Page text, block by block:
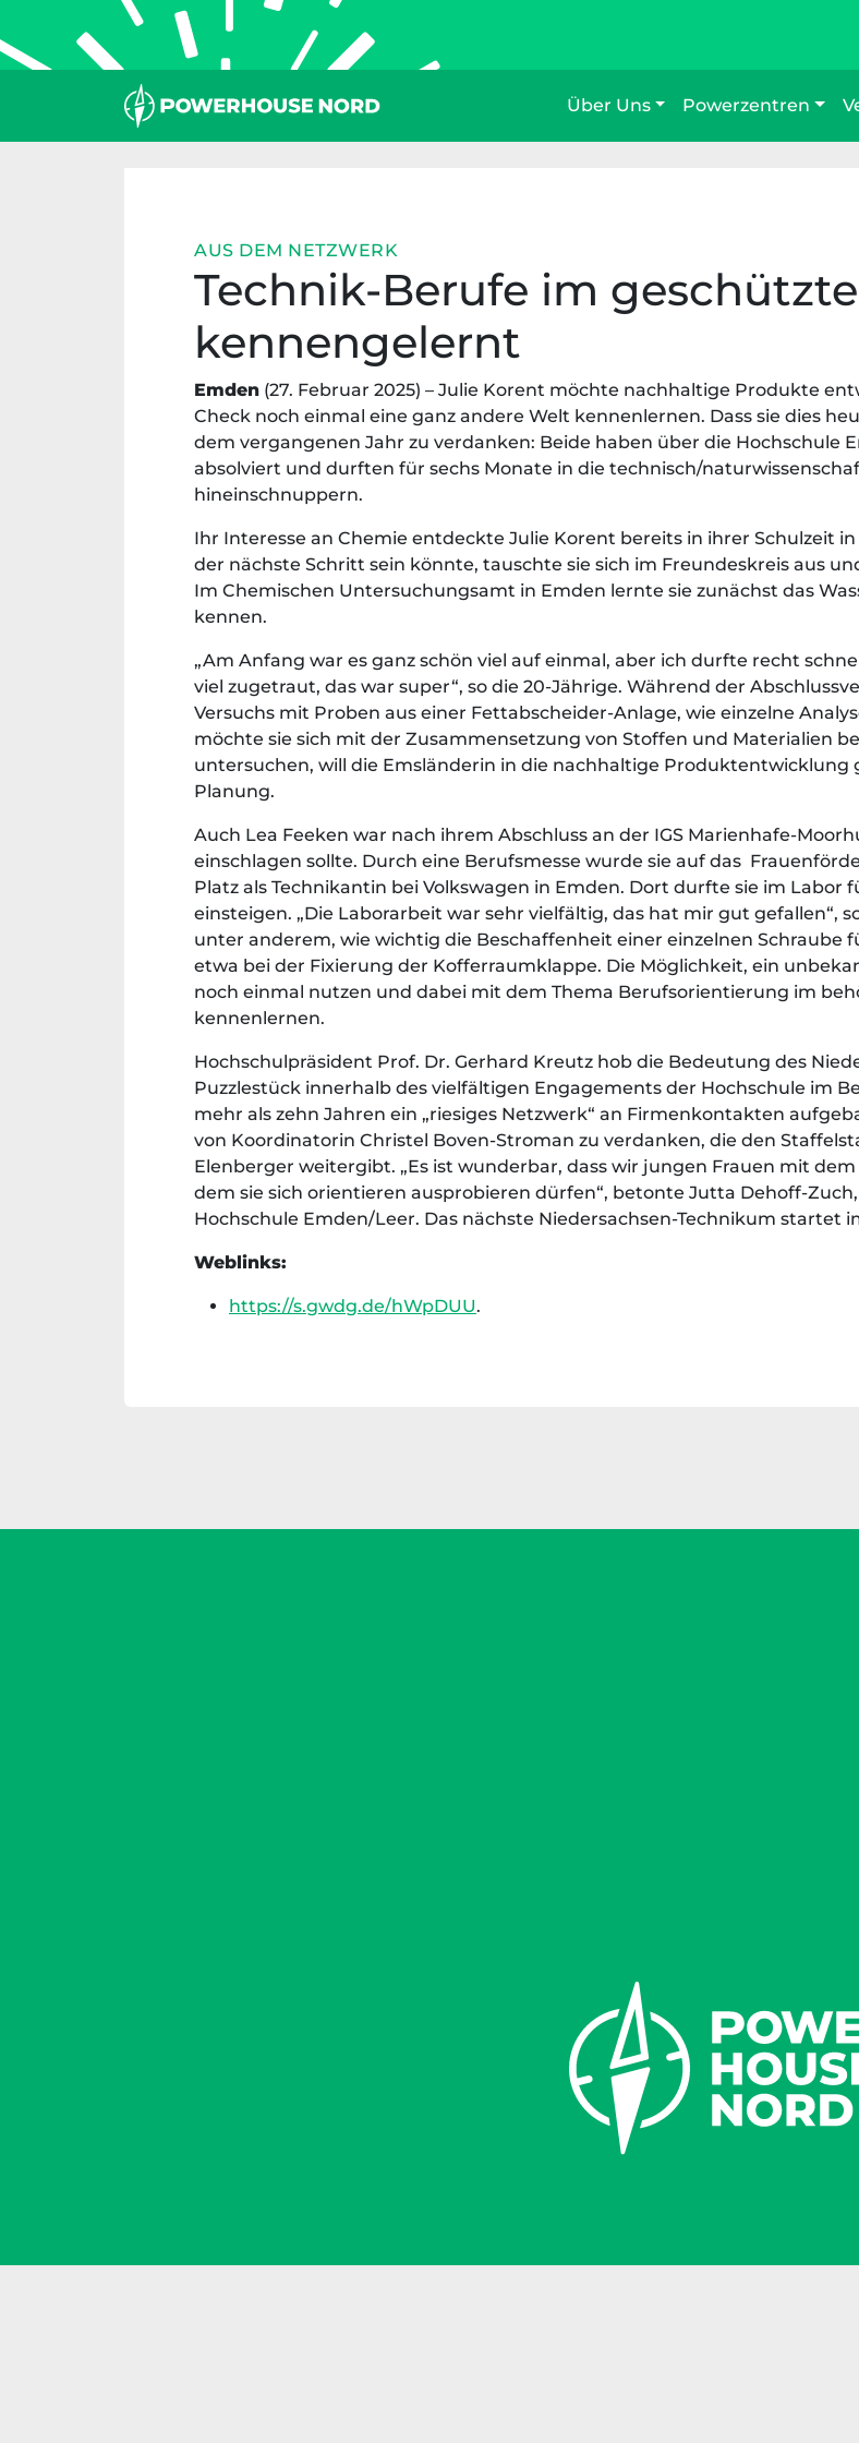
Inhalt
springen
Über Uns
Powerzentren
AUS DEM NETZWERK
Technik-Berufe im
kennengelernt
Emden (27. Februar 2025) – Julie Korent möchte nachhaltige Produkte
Check noch einmal eine ganz andere Welt kennenlernen. Dass sie dies
dem vergangenen Jahr zu verdanken: Beide haben über die Hochschule
absolviert und durften für sechs Monate in die technisch/
hineinschnuppern.
Ihr Interesse an Chemie entdeckte Julie Korent bereits in ihrer Schulzeit
der nächste Schritt sein könnte, tauschte sie sich im Freundeskreis aus
Im Chemischen Untersuchungsamt in Emden lernte sie zunächst das
kennen.
„Am Anfang war es ganz schön viel auf einmal, aber ich durfte recht
viel zugetraut, das war super“, so die 20-Jährige. Während der
Versuchs mit Proben aus einer Fettabscheider-Anlage, wie einzelne
möchte sie sich mit der Zusammensetzung von Stoffen und Materialien
untersuchen, will die Emsländerin in die nachhaltige Produktentwicklung
Planung.
Auch Lea Feeken war nach ihrem Abschluss an der IGS Marienhafe-
einschlagen sollte. Durch eine Berufsmesse wurde sie auf das
Platz als Technikantin bei Volkswagen in Emden. Dort durfte sie im Labor
einsteigen. „Die Laborarbeit war sehr vielfältig, das hat mir gut gefallen“,
unter anderem, wie wichtig die Beschaffenheit einer einzelnen Schraube
etwa bei der Fixierung der Kofferraumklappe. Die Möglichkeit, ein
noch einmal nutzen und dabei mit dem Thema Berufsorientierung im
kennenlernen.
Hochschulpräsident Prof. Dr. Gerhard Kreutz hob die Bedeutung des
Puzzlestück innerhalb des vielfältigen Engagements der Hochschule im
mehr als zehn Jahren ein „riesiges Netzwerk“ an Firmenkontakten
von Koordinatorin Christel Boven-Stroman zu verdanken, die den
Elenberger weitergibt. „Es ist wunderbar, dass wir jungen Frauen mit
dem sie sich orientieren ausprobieren dürfen“, betonte Jutta Dehoff-
Hochschule Emden/Leer. Das nächste Niedersachsen-Technikum startet
Weblinks:
https://s.gwdg.de/hWpDUU.